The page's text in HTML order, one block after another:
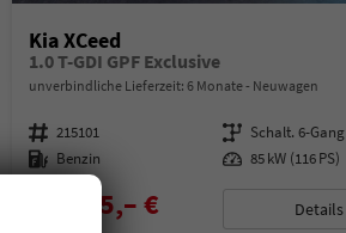
Kia XCeed
1.0 T-GDI GPF Exclusive
unverbindliche Lieferzeit:6 Monate Neuwagen
Fahrzeugnummer 215101 Getriebe Schalt. 6-Gang
Kraftstoff Benzin Leistung 85 kW (116 PS)
25.025,– € Details